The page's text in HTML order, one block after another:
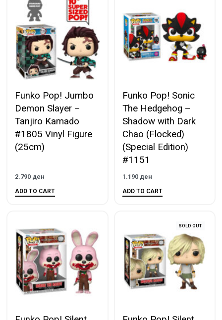
Funko Pop! Jumbo
Demon Slayer –
Tanjiro Kamado
#1805 Vinyl Figure
(25cm)
2.790 ден
ADD TO CART
Funko Pop! Sonic
The Hedgehog –
Shadow with Dark
Chao (Flocked)
(Special Edition)
#1151
1.190 ден
ADD TO CART
SOLD OUT